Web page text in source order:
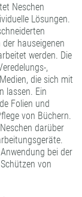
Neschen
Lösungen.
hauseigenen
werden. Die
,
die sich mit
lassen. Ein
Folien und
von Büchern.
darüber
bei der
von